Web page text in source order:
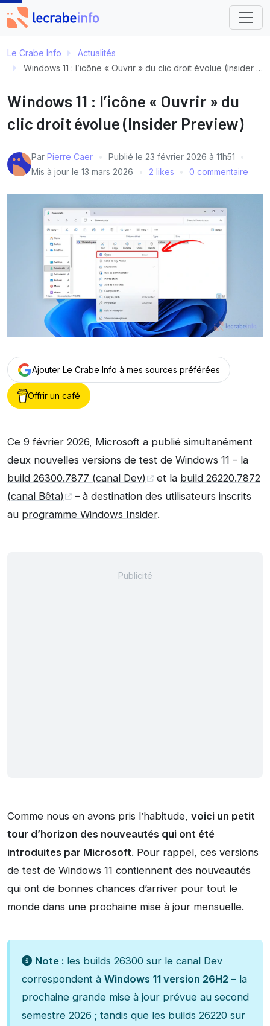
Le Crabe Info
Actualités
Windows 11 : l’icône « Ouvrir » du clic droit évolue (Insider Preview)
Windows 11 : l’icône « Ouvrir » du
clic droit évolue (Insider Preview)
Par Pierre Caer Publié le 23 février 2026 à 11h51
Mis à jour le 13 mars 2026 2 likes 0 commentaire
Ajouter Le Crabe Info à mes sources préférées
Offrir un café
Ce 9 février 2026, Microsoft a publié simultanément
deux nouvelles versions de test de Windows 11 – la
build 26300.7877 (canal Dev)
et la build 26220.7872
(canal Bêta)
– à destination des utilisateurs inscrits
au programme Windows Insider.
Comme nous en avons pris l’habitude, voici un petit
tour d’horizon des nouveautés qui ont été
introduites par Microsoft. Pour rappel, ces versions
de test de Windows 11 contiennent des nouveautés
qui ont de bonnes chances d’arriver pour tout le
monde dans une prochaine mise à jour mensuelle.
Note : les builds 26300 sur le canal Dev
correspondent à Windows 11 version 26H2 – la
prochaine grande mise à jour prévue au second
semestre 2026 ; tandis que les builds 26220 sur